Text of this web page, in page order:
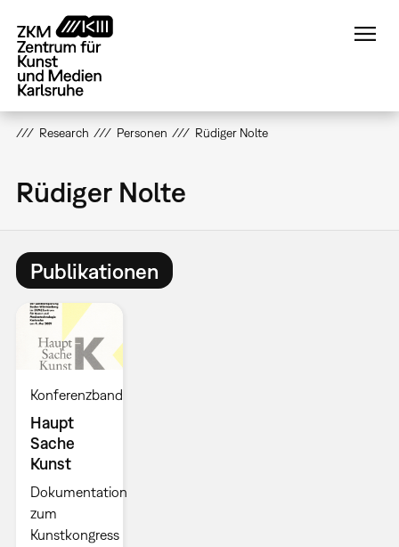
zum
Inhalt
Research Personen Rüdiger Nolte
Rüdiger Nolte
Publikationen
Konferenzband
Haupt
Sache
Kunst
Dokumentation
zum
Kunstkongress